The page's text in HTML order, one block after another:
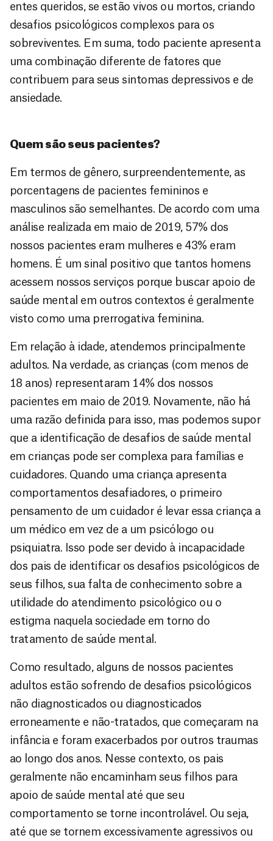
entes queridos, se estão vivos ou mortos, criando
desafios psicológicos complexos para os
sobreviventes. Em suma, todo paciente apresenta
uma combinação diferente de fatores que
contribuem para seus sintomas depressivos e de
ansiedade.
Quem são seus pacientes?
Em termos de gênero, surpreendentemente, as
porcentagens de pacientes femininos e
masculinos são semelhantes. De acordo com uma
análise realizada em maio de 2019, 57% dos
nossos pacientes eram mulheres e 43% eram
homens. É um sinal positivo que tantos homens
acessem nossos serviços porque buscar apoio de
saúde mental em outros contextos é geralmente
visto como uma prerrogativa feminina.
Em relação à idade, atendemos principalmente
adultos. Na verdade, as crianças (com menos de
18 anos) representaram 14% dos nossos
pacientes em maio de 2019. Novamente, não há
uma razão definida para isso, mas podemos supor
que a identificação de desafios de saúde mental
em crianças pode ser complexa para famílias e
cuidadores. Quando uma criança apresenta
comportamentos desafiadores, o primeiro
pensamento de um cuidador é levar essa criança a
um médico em vez de a um psicólogo ou
psiquiatra. Isso pode ser devido à incapacidade
dos pais de identificar os desafios psicológicos de
seus filhos, sua falta de conhecimento sobre a
utilidade do atendimento psicológico ou o
estigma naquela sociedade em torno do
tratamento de saúde mental.
Como resultado, alguns de nossos pacientes
adultos estão sofrendo de desafios psicológicos
não diagnosticados ou diagnosticados
erroneamente e não-tratados, que começaram na
infância e foram exacerbados por outros traumas
ao longo dos anos. Nesse contexto, os pais
geralmente não encaminham seus filhos para
apoio de saúde mental até que seu
comportamento se torne incontrolável. Ou seja,
até que se tornem excessivamente agressivos ou